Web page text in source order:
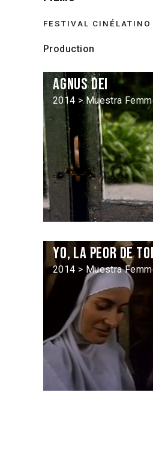
FESTIVAL CINÉLATINO
Production
Agnus Dei
2014 > Muestra
Yo, la peor de
2014 > Muestra